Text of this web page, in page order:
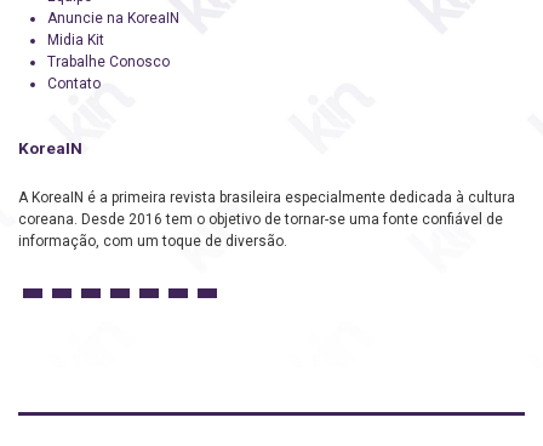
Anuncie na KoreaIN
Midia Kit
Trabalhe Conosco
Contato
KoreaIN
A KoreaIN é a primeira revista brasileira especialmente dedicada à cultura
coreana. Desde 2016 tem o objetivo de tornar-se uma fonte confiável de
informação, com um toque de diversão.